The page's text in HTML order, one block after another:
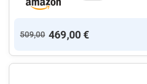
509,00 469,00 €